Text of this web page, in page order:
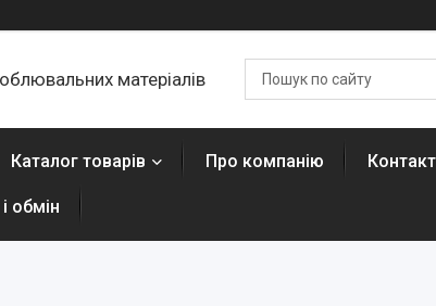
матеріалів
Каталог товарів Про компанію
обмін